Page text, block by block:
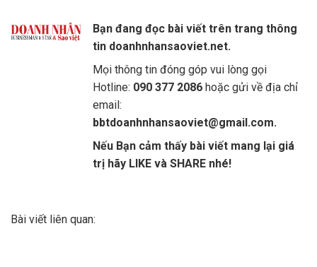
Bạn đang đọc bài viết trên trang thông
tin doanhnhansaoviet.net.
Mọi thông tin đóng góp vui lòng gọi
Hotline: 090 377 2086 hoặc gửi về địa chỉ
email:
bbtdoanhnhansaoviet@gmail.com.
Nếu Bạn cảm thấy bài viết mang lại giá
trị hãy LIKE và SHARE nhé!
Bài viết liên quan: